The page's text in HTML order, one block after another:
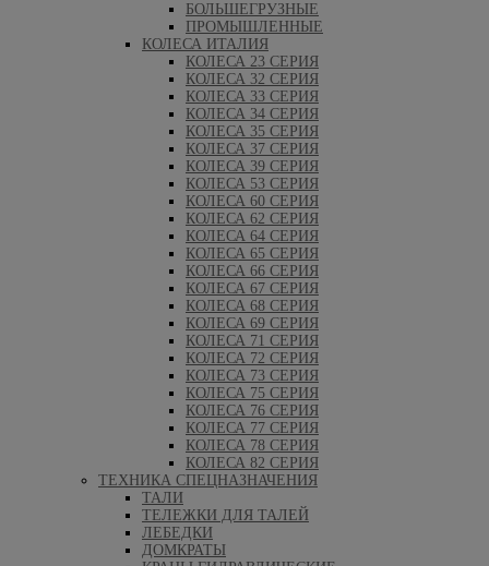
БОЛЬШЕГРУЗНЫЕ
ПРОМЫШЛЕННЫЕ
КОЛЕСА ИТАЛИЯ
КОЛЕСА 23 СЕРИЯ
КОЛЕСА 32 СЕРИЯ
КОЛЕСА 33 СЕРИЯ
КОЛЕСА 34 СЕРИЯ
КОЛЕСА 35 СЕРИЯ
КОЛЕСА 37 СЕРИЯ
КОЛЕСА 39 СЕРИЯ
КОЛЕСА 53 СЕРИЯ
КОЛЕСА 60 СЕРИЯ
КОЛЕСА 62 СЕРИЯ
КОЛЕСА 64 СЕРИЯ
КОЛЕСА 65 СЕРИЯ
КОЛЕСА 66 СЕРИЯ
КОЛЕСА 67 СЕРИЯ
КОЛЕСА 68 СЕРИЯ
КОЛЕСА 69 СЕРИЯ
КОЛЕСА 71 СЕРИЯ
КОЛЕСА 72 СЕРИЯ
КОЛЕСА 73 СЕРИЯ
КОЛЕСА 75 СЕРИЯ
КОЛЕСА 76 СЕРИЯ
КОЛЕСА 77 СЕРИЯ
КОЛЕСА 78 СЕРИЯ
КОЛЕСА 82 СЕРИЯ
ТЕХНИКА СПЕЦНАЗНАЧЕНИЯ
ТАЛИ
ТЕЛЕЖКИ ДЛЯ ТАЛЕЙ
ЛЕБЕДКИ
ДОМКРАТЫ